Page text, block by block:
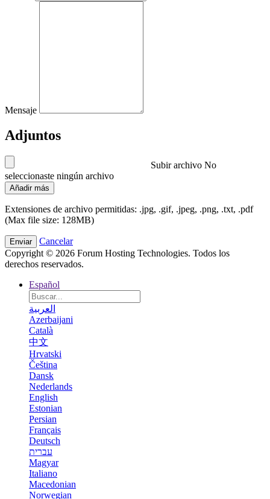
Mensaje
Adjuntos
Subir archivo No
seleccionaste ningún archivo
Añadir más
Extensiones de archivo permitidas: .jpg, .gif, .jpeg, .png, .txt, .pdf
(Max file size: 128MB)
Cancelar
Copyright © 2026 Forum Hosting Technologies. Todos los
derechos reservados.
Español
العربية
Azerbaijani
Català
中文
Hrvatski
Čeština
Dansk
Nederlands
English
Estonian
Persian
Français
Deutsch
עברית
Magyar
Italiano
Macedonian
Norwegian